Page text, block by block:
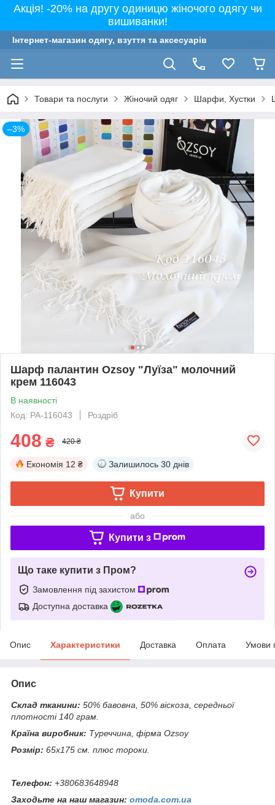
Акція! -20% на другу одиницю жіночого одягу чи
вишиванки!
Інтернет-магазин одягу, взуття та аксесуарів
Товари та послуги Жіночий одяг Шарфи, Хустки
–3%
Шарф палантин Ozsoy "Луїза" молочний
крем 116043
В наявності
Код: PA-116043
Роздріб
408 ₴ 420 ₴
Економія 12 ₴ Залишилось 30 днів
Купити
або
Купити з
Що таке купити з Пром?
Замовлення під захистом
Доступна доставка
Опис Характеристики Доставка Оплата Умови
Опис
Склад тканини: 50% бавовна, 50% віскоза, середньої
плотності 140 грам.
Країна виробник: Туреччина, фірма Ozsoy
Розмір: 65х175 см. плюс тороки.
Телефон: +380683648948
Заходьте на наш магазин: omoda.com.ua